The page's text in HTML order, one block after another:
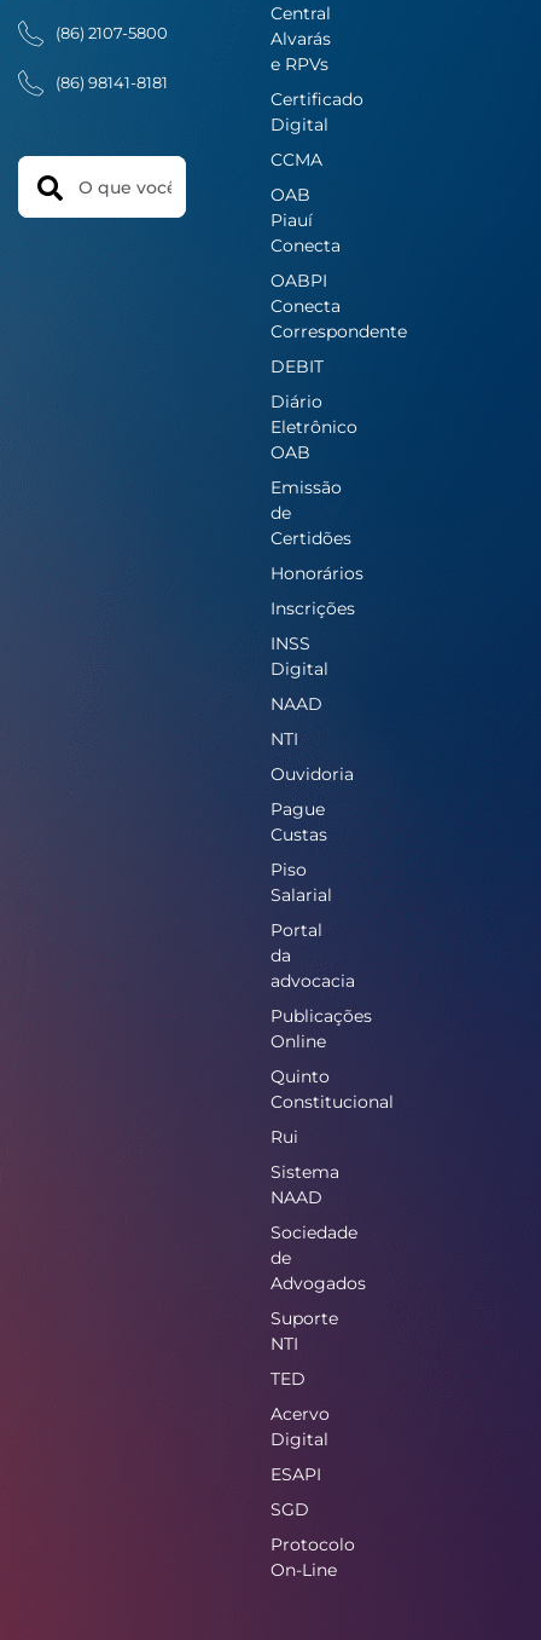
(86) 2107-5800
(86) 98141-8181
Search
Central
Alvarás
e RPVs
Certificado
Digital
CCMA
OAB
Piauí
Conecta
OABPI
Conecta
Correspondente
DEBIT
Diário
Eletrônico
OAB
Emissão
de
Certidões
Honorários
Inscrições
INSS
Digital
NAAD
NTI
Ouvidoria
Pague
Custas
Piso
Salarial
Portal
da
advocacia
Publicações
Online
Quinto
Constitucional
Rui
Sistema
NAAD
Sociedade
de
Advogados
Suporte
NTI
TED
Acervo
Digital
ESAPI
SGD
Protocolo
On-Line